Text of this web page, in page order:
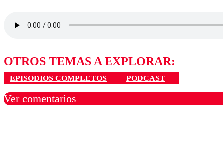
OTROS TEMAS A EXPLORAR:
EPISODIOS COMPLETOS PODCAST
Ver comentarios